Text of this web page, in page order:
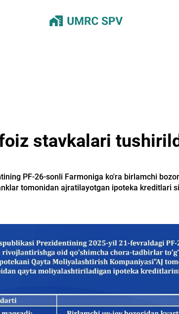
stavkalari
PF-26-sonli Farmoniga ko'ra birlamchi
tomonidan ajratilayotgan ipoteka kreditlari